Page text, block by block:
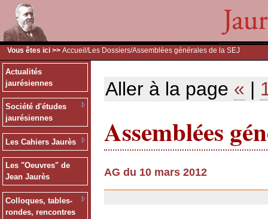
Vous êtes ici >> Accueil /Les Dossiers/Assemblées générales de la SEJ
Actualités
jaurésiennes
Société d'études
jaurésiennes
Les Cahiers Jaurès
Les "Oeuvres" de
Jean Jaurès
Colloques, tables-
rondes, rencontres
Aller à la page « |
Assemblées
AG du 10 mars 2012